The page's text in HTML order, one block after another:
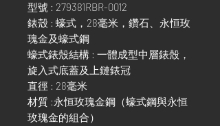
型號 : 279381RBR-0012
錶殼 : 蠔式，28毫米，鑽石、永恒玫
瑰金及蠔式鋼
蠔式錶殼結構 : 一體成型中層錶殼，
旋入式底蓋及上鏈錶冠
直徑 : 28毫米
材質 :永恒玫瑰金鋼（蠔式鋼與永恒
玫瑰金的組合）